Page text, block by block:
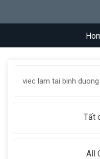
Tất
All